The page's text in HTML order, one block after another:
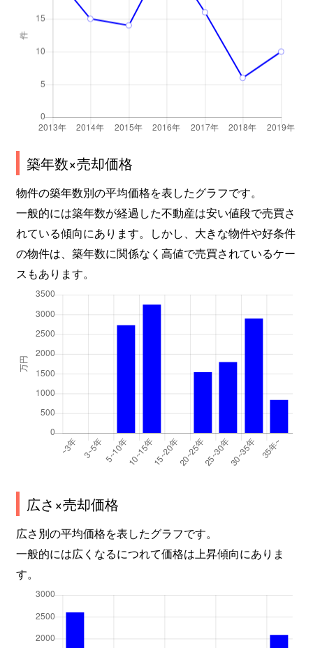
築年数×売却価格
物件の築年数別の平均価格を表したグラフです。
一般的には築年数が経過した不動産は安い値段で売買さ
れている傾向にあります。しかし、大きな物件や好条件
の物件は、築年数に関係なく高値で売買されているケー
スもあります。
広さ×売却価格
広さ別の平均価格を表したグラフです。
一般的には広くなるにつれて価格は上昇傾向にありま
す。